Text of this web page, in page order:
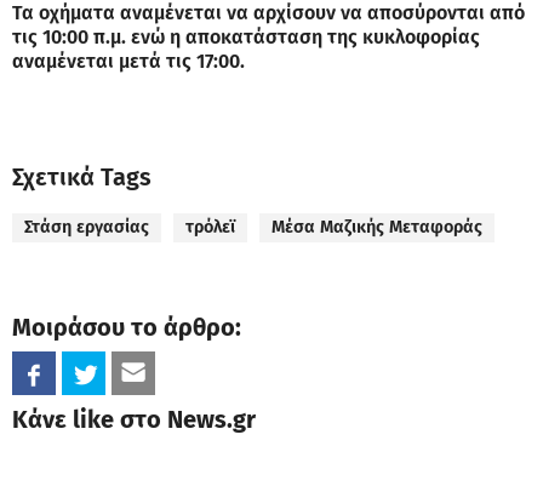
Τα οχήματα αναμένεται να αρχίσουν να αποσύρονται από
τις 10:00 π.μ. ενώ η αποκατάσταση της κυκλοφορίας
αναμένεται μετά τις 17:00.
Σχετικά Tags
Στάση εργασίας τρόλεϊ Μέσα Μαζικής Μεταφοράς
Μοιράσου το άρθρο:
Κάνε like στο News.gr